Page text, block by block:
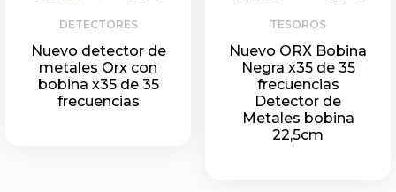
DETECTORES
Nuevo detector de
metales Orx con
bobina x35 de 35
frecuencias
TESOROS
Nuevo ORX Bobina
Negra x35 de 35
frecuencias
Detector de
Metales bobina
22,5cm